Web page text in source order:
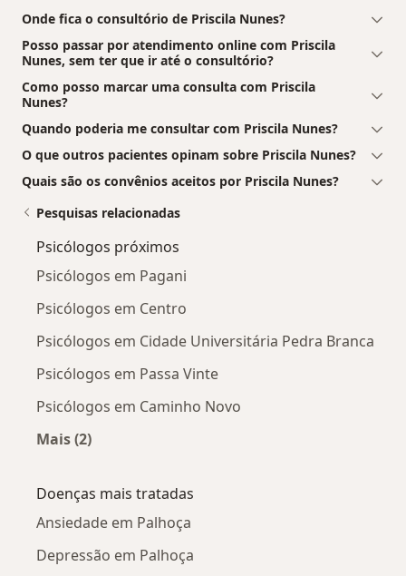
Onde fica o consultório de Priscila Nunes?
Posso passar por atendimento online com Priscila
Nunes, sem ter que ir até o consultório?
Como posso marcar uma consulta com Priscila
Nunes?
Quando poderia me consultar com Priscila Nunes?
O que outros pacientes opinam sobre Priscila Nunes?
Quais são os convênios aceitos por Priscila Nunes?
Pesquisas relacionadas
Psicólogos próximos
Psicólogos em Pagani
Psicólogos em Centro
Psicólogos em Cidade Universitária Pedra Branca
Psicólogos em Passa Vinte
Psicólogos em Caminho Novo
Mais (2)
Doenças mais tratadas
Ansiedade em Palhoça
Depressão em Palhoça